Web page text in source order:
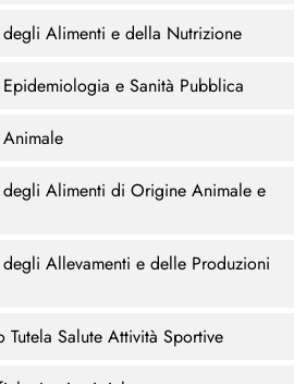
Alimenti e della Nutrizione
e Sanità Pubblica
Alimenti di Origine Animale e
Allevamenti e delle Produzioni
Tutela Salute Attività Sportive